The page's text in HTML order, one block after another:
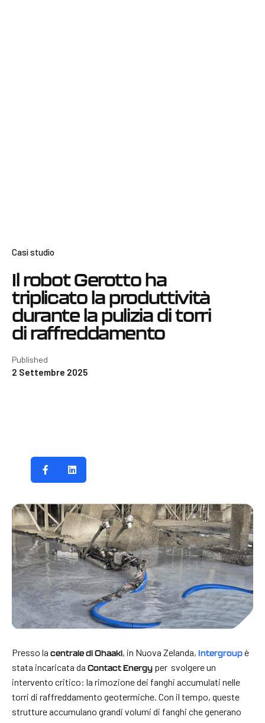
Casi studio
Il robot Gerotto ha
triplicato la produttività
durante la pulizia di torri
di raffreddamento
Published
2 Settembre 2025
Presso la centrale di Ohaaki, in Nuova Zelanda, Intergroupè
stata incaricata da Contact Energy per svolgere un
intervento critico: la rimozione dei fanghi accumulati nelle
torri di raffreddamento geotermiche. Con il tempo, queste
strutture accumulano grandi volumi di fanghi che generano